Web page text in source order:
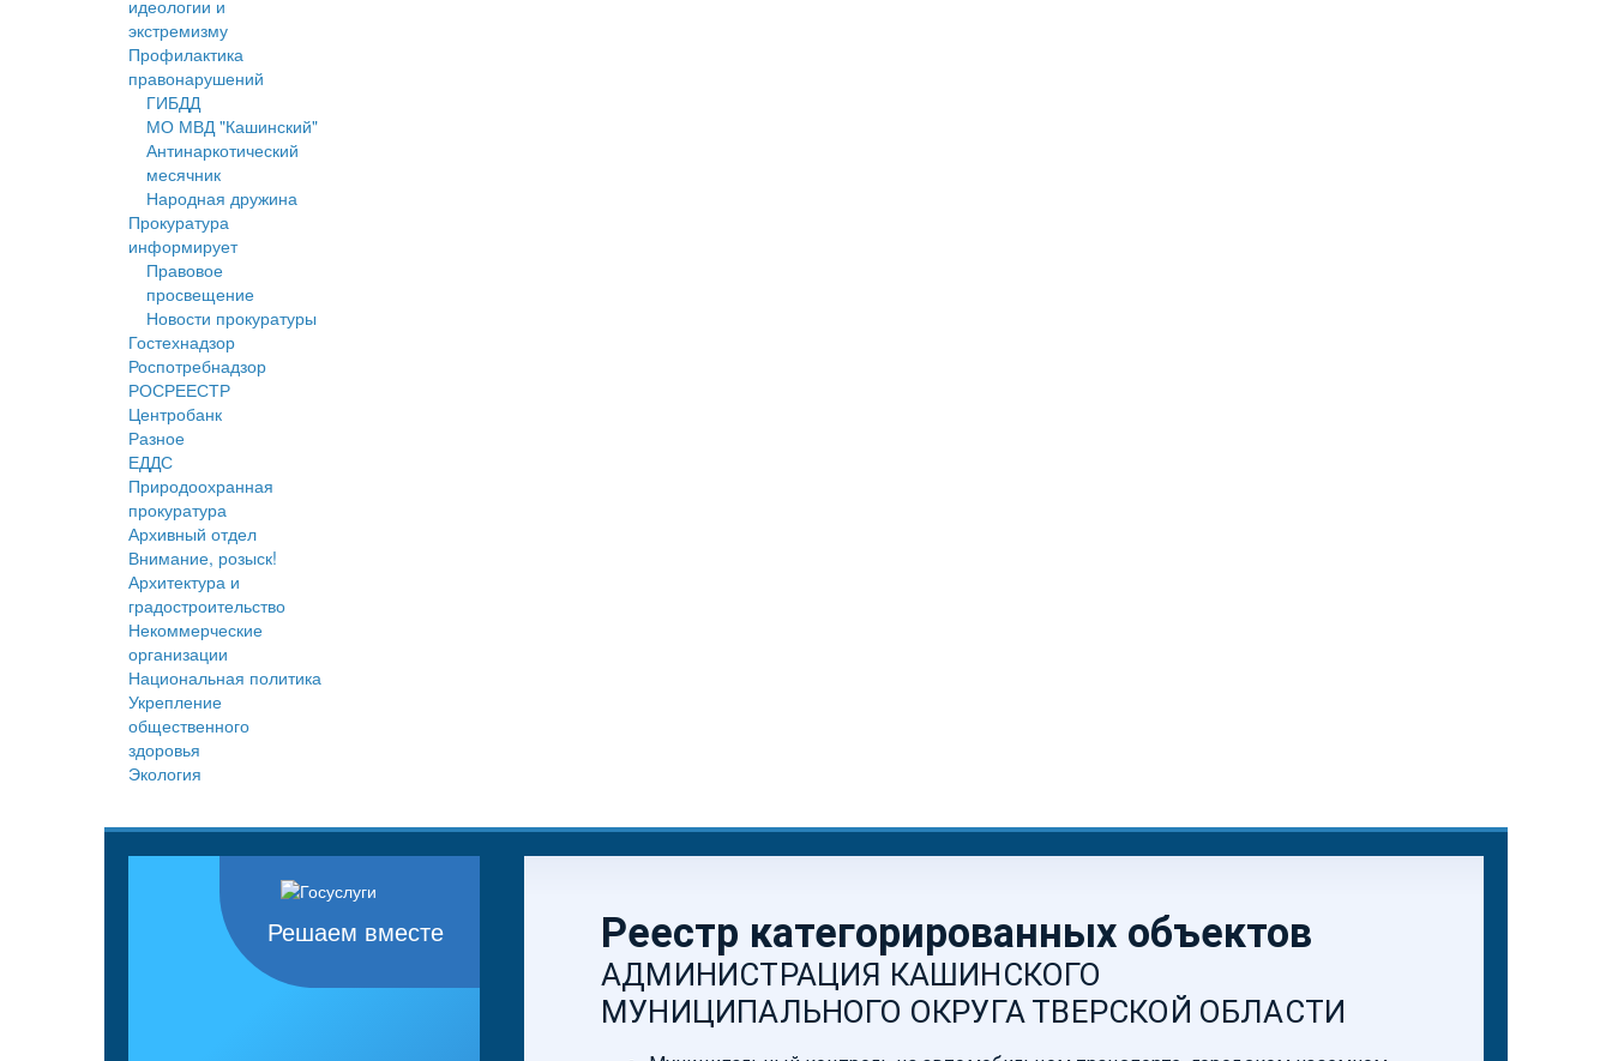
идеологии и
экстремизму
Профилактика
правонарушений
ГИБДД
МО МВД "Кашинский"
Антинаркотический
месячник
Народная дружина
Прокуратура
информирует
Правовое
просвещение
Новости прокуратуры
Гостехнадзор
Роспотребнадзор
РОСРЕЕСТР
Центробанк
Разное
ЕДДС
Природоохранная
прокуратура
Архивный отдел
Внимание, розыск!
Архитектура и
градостроительство
Некоммерческие
организации
Национальная политика
Укрепление
общественного
здоровья
Экология
Решаем вместе